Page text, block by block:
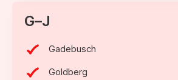
G–J
Gadebusch
Goldberg